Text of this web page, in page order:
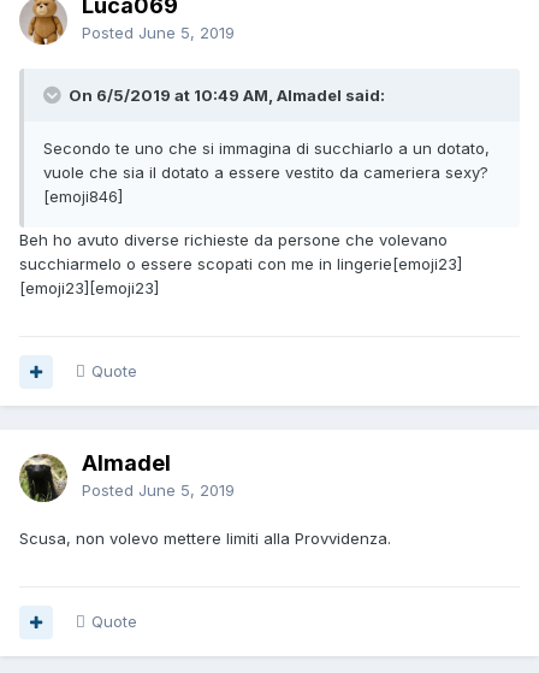
Luca069
Posted June 5, 2019
On 6/5/2019 at 10:49 AM, Almadel said:
Secondo te uno che si immagina di succhiarlo a un dotato,
vuole che sia il dotato a essere vestito da cameriera sexy?
[emoji846]
Beh ho avuto diverse richieste da persone che volevano
succhiarmelo o essere scopati con me in lingerie[emoji23]
[emoji23][emoji23]
Quote
Almadel
Posted June 5, 2019
Scusa, non volevo mettere limiti alla Provvidenza.
Quote